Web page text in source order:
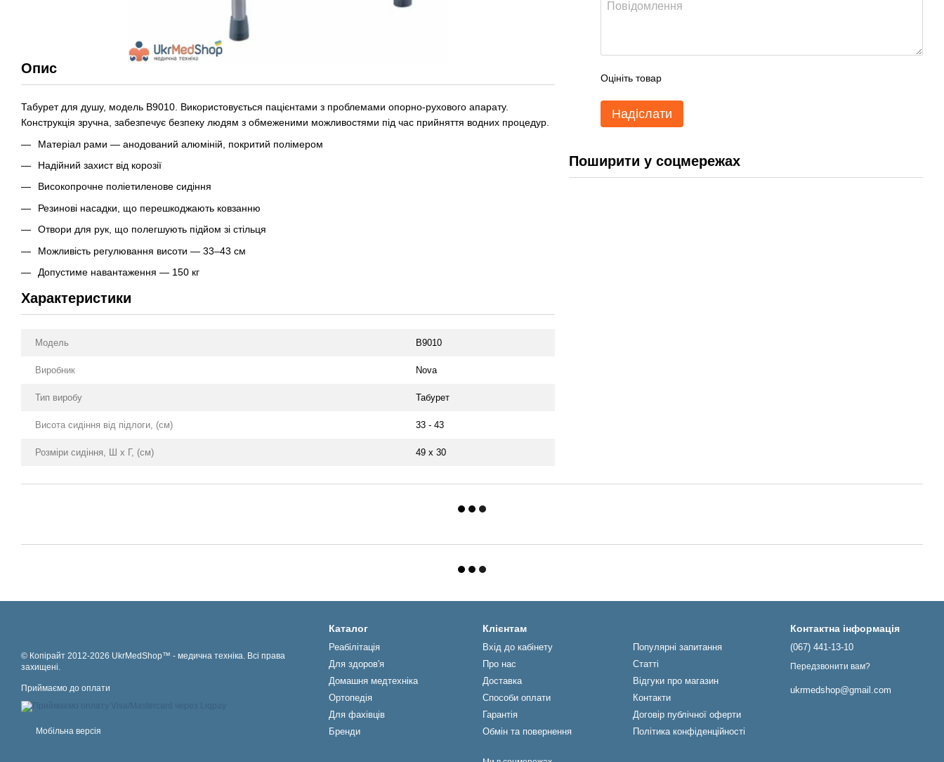
Опис
Табурет для душу, модель В9010. Використовується пацієнтами з проблемами опорно-рухового апарату.
Конструкція зручна, забезпечує безпеку людям з обмеженими можливостями під час прийняття водних процедур.
Матеріал рами — анодований алюміній, покритий полімером
Надійний захист від корозії
Високопрочне поліетиленове сидіння
Резинові насадки, що перешкоджають ковзанню
Отвори для рук, що полегшують підйом зі стільця
Можливість регулювання висоти — 33–43 см
Допустиме навантаження — 150 кг
Характеристики
Модель B9010
Виробник Nova
Тип виробу Табурет
Висота сидіння від підлоги, (см) 33 - 43
Розміри сидіння, Ш х Г, (см) 49 х 30
Оцініть товар
Надіслати
Поширити у соцмережах
© Копірайт 2012-2026 UkrMedShop™ - медична техніка. Всі права
захищені.
Приймаємо до оплати
Мобільна версія
Каталог
Реабiлiтацiя
Для здоров'я
Домашня медтехніка
Ортопедія
Для фахівців
Бренди
Клієнтам
Вхід до кабінету
Про нас
Доставка
Способи оплати
Гарантія
Обмін та повернення
Популярні запитання
Статті
Відгуки про магазин
Контакти
Договір публічної оферти
Політика конфіденційності
Контактна інформація
(067) 441-13-10
Передзвонити вам?
ukrmedshop@gmail.com